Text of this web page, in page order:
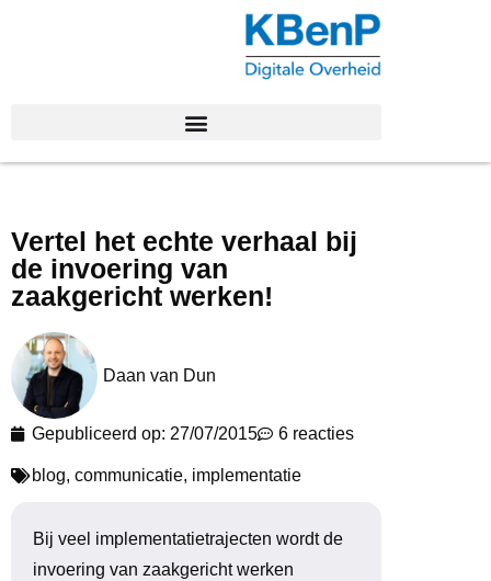
Vertel het echte verhaal bij
de invoering van
zaakgericht werken!
Daan van Dun
Gepubliceerd op: 27/07/2015 6 reacties
blog, communicatie, implementatie
Bij veel implementatietrajecten wordt de
invoering van zaakgericht werken